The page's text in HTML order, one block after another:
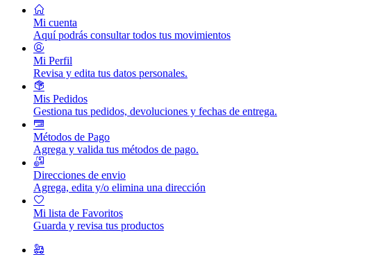
Mi cuenta
Aquí podrás consultar todos tus movimientos
Mi Perfil
Revisa y edita tus datos personales.
Mis Pedidos
Gestiona tus pedidos, devoluciones y fechas de entrega.
Métodos de Pago
Agrega y valida tus métodos de pago.
Direcciones de envio
Agrega, edita y/o elimina una dirección
Mi lista de Favoritos
Guarda y revisa tus productos